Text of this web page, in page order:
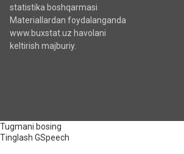
statistika boshqarmasi
Materiallardan foydalanganda
www.buxstat.uz havolani
keltirish majburiy.
Tugmani bosing
Tinglash GSpeech